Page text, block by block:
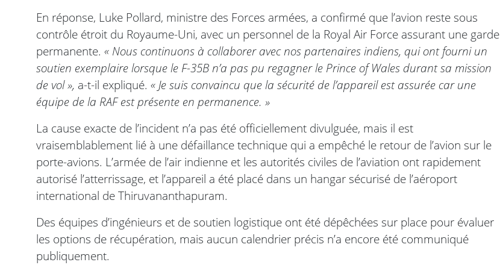
En réponse, Luke Pollard, ministre des Forces armées, a confirmé que l’avion reste sous
contrôle étroit du Royaume-Uni, avec un personnel de la Royal Air Force assurant une garde
permanente. « Nous continuons à collaborer avec nos partenaires indiens, qui ont fourni un
soutien exemplaire lorsque le F-35B n’a pas pu regagner le Prince of Wales durant sa mission
de vol », a-t-il expliqué. « Je suis convaincu que la sécurité de l’appareil est assurée car une
équipe de la RAF est présente en permanence. »
La cause exacte de l’incident n’a pas été officiellement divulguée, mais il est
vraisemblablement lié à une défaillance technique qui a empêché le retour de l’avion sur le
porte-avions. L’armée de l’air indienne et les autorités civiles de l’aviation ont rapidement
autorisé l’atterrissage, et l’appareil a été placé dans un hangar sécurisé de l’aéroport
international de Thiruvananthapuram.
Des équipes d’ingénieurs et de soutien logistique ont été dépêchées sur place pour évaluer
les options de récupération, mais aucun calendrier précis n’a encore été communiqué
publiquement.